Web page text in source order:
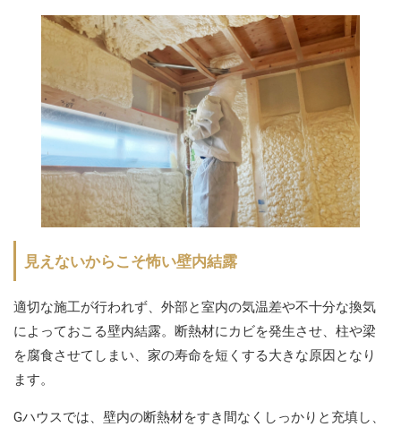
見えないからこそ怖い壁内結露
適切な施工が行われず、外部と室内の気温差や不十分な換気
によっておこる壁内結露。断熱材にカビを発生させ、柱や梁
を腐食させてしまい、家の寿命を短くする大きな原因となり
ます。
Gハウスでは、壁内の断熱材をすき間なくしっかりと充填し、